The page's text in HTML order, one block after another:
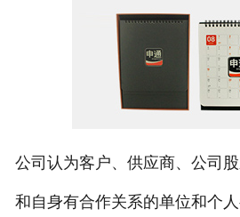
公司认为客户、供应商、公司
和自身有合作关系的单位和个